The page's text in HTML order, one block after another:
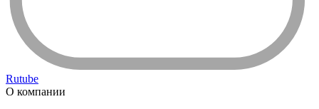
Rutube
О компании